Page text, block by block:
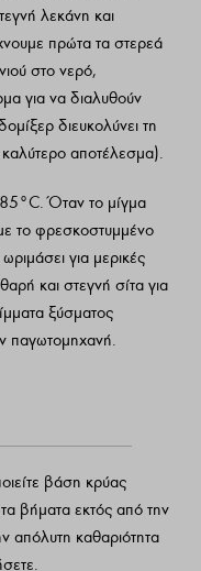
λεκάνη και
πρώτα τα στερεά
στο νερό,
για να διαλυθούν
διευκολύνει τη
καλύτερο αποτέλεσμα).
Όταν το μίγμα
το φρεσκοστυμμένο
για μερικές
και στεγνή σίτα για
ξύσματος
παγωτομηχανή.
βάση κρύας
βήματα εκτός από την
απόλυτη καθαριότητα